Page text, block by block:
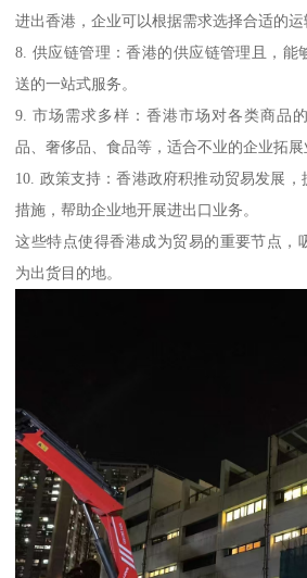
进出香港，企业可以根据需求选择合适的运
8. 供应链管理：香港的供应链管理且，能
送的一站式服务。
9. 市场需求多样：香港市场对各类商品
品、奢侈品、食品等，适合不业的企业拓展
10. 政策支持：香港政府积推动贸易发展，
措施，帮助企业地开展进出口业务。
这些特点使得香港成为贸易的重要节点，
为出货目的地。